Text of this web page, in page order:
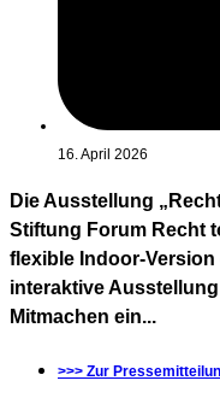
16. April 2026
Die Ausstellung
Stiftung Forum Recht
flexible Indoor-
interaktive
Mitmachen ein...
>>> Zur